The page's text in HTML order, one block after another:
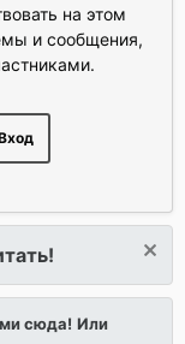
на этом
и сообщения,
сюда! Или